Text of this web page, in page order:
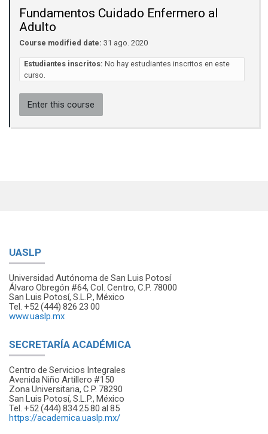
Fundamentos Cuidado Enfermero al
Adulto
Course modified date: 31 ago. 2020
Estudiantes inscritos: No hay estudiantes inscritos en este
curso.
Enter this course
UASLP
Universidad Autónoma de San Luis Potosí
Álvaro Obregón #64, Col. Centro, C.P. 78000
San Luis Potosí, S.L.P., México
Tel. +52 (444) 826 23 00
www.uaslp.mx
SECRETARÍA ACADÉMICA
Centro de Servicios Integrales
Avenida Niño Artillero #150
Zona Universitaria, C.P. 78290
San Luis Potosí, S.L.P., México
Tel. +52 (444) 834 25 80 al 85
https://academica.uaslp.mx/